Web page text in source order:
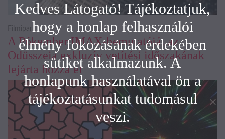
A Pókember IMAX-bemutatóját az
Odüsszeia exkluzív vetítési időszakának
lejárta hozza el
Filmipar
Kedves Látogató! Tájékoztatjuk,
hogy a honlap felhasználói
élmény fokozásának érdekében
sütiket alkalmazunk. A
honlapunk használatával ön a
tájékoztatásunkat tudomásul
veszi.